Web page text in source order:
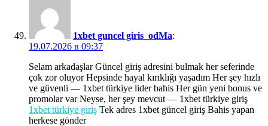
1xbet guncel giris_odMa:
19.07.2026 в 09:37
Selam arkadaşlar Güncel giriş adresini bulmak her seferinde
çok zor oluyor Hepsinde hayal kırıklığı yaşadım Her şey hızlı
ve güvenli — 1xbet türkiye lider bahis Her gün yeni bonus ve
promolar var Neyse, her şey mevcut — 1xbet türkiye giriş
1xbet türkiye giriş Tek adres 1xbet güncel giriş Bahis yapan
herkese gönder